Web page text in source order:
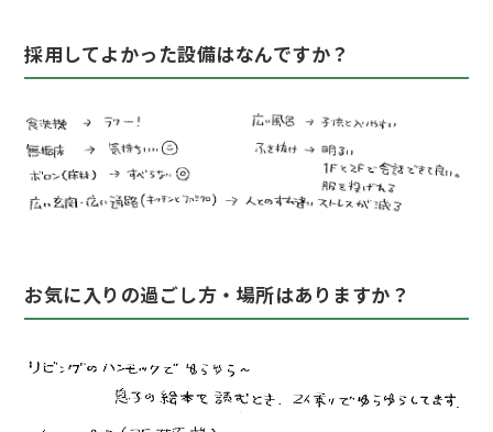
採用してよかった設備はなんですか？
お気に入りの過ごし方・場所はありますか？